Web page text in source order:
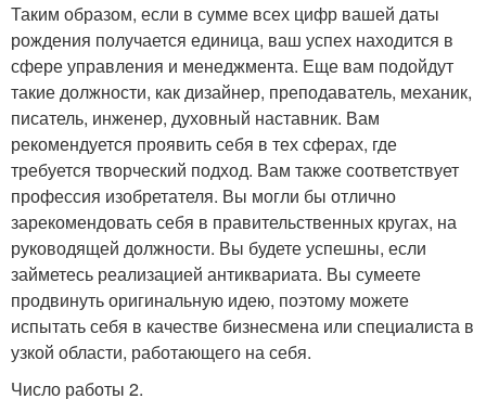
Таким образом, если в сумме всех цифр вашей даты
рождения получается единица, ваш успех находится в
сфере управления и менеджмента. Еще вам подойдут
такие должности, как дизайнер, преподаватель, механик,
писатель, инженер, духовный наставник. Вам
рекомендуется проявить себя в тех сферах, где
требуется творческий подход. Вам также соответствует
профессия изобретателя. Вы могли бы отлично
зарекомендовать себя в правительственных кругах, на
руководящей должности. Вы будете успешны, если
займетесь реализацией антиквариата. Вы сумеете
продвинуть оригинальную идею, поэтому можете
испытать себя в качестве бизнесмена или специалиста в
узкой области, работающего на себя.
Число работы 2.